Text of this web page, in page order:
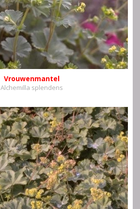
Vrouwenmantel
Alchemilla splendens